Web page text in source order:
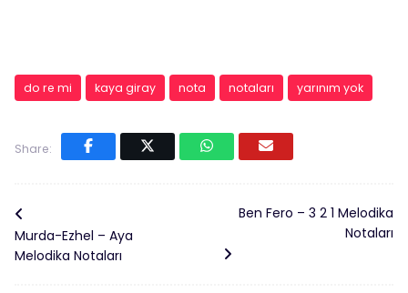
do re mi kaya giray nota notaları yarınım yok
Share:
Murda-Ezhel – Aya
Melodika Notaları
Ben Fero – 3 2 1 Melodika
Notaları